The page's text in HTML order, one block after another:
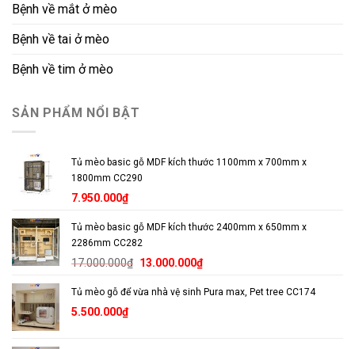
Bệnh về mắt ở mèo
Bệnh về tai ở mèo
Bệnh về tim ở mèo
SẢN PHẨM NỔI BẬT
Tủ mèo basic gỗ MDF kích thước 1100mm x 700mm x
1800mm CC290
7.950.000₫
Tủ mèo basic gỗ MDF kích thước 2400mm x 650mm x
2286mm CC282
17.000.000₫ Giá
là:
13.000.000₫Giá
tại
Tủ mèo gỗ để vừa nhà vệ sinh Pura max, Pet tree CC174
5.500.000₫